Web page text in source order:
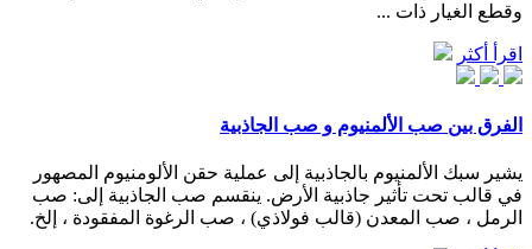
وقطع الغيار ذات ...
اقرأ أكثر
الفرق بين صب الألمنيوم و صب الجاذبية
يشير سبك الألمنيوم بالجاذبية إلى عملية حقن الألومنيوم المصهور
في قالب تحت تأثير جاذبية الأرض. ينقسم صب الجاذبية إلى: صب
الرمل ، صب المعدن (قالب فولاذي) ، صب الرغوة المفقودة ، إلخ.